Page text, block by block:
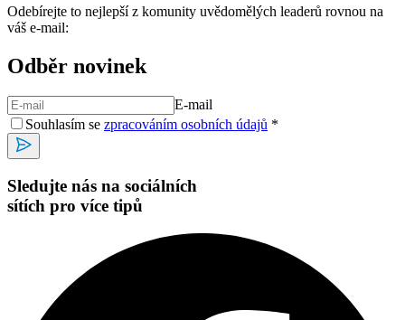
Odebírejte to nejlepší z komunity uvědomělých leaderů rovnou na
váš e-mail:
Odběr novinek
E-mail
Souhlasím se zpracováním osobních údajů *
Sledujte nás na sociálních
sítích pro více tipů